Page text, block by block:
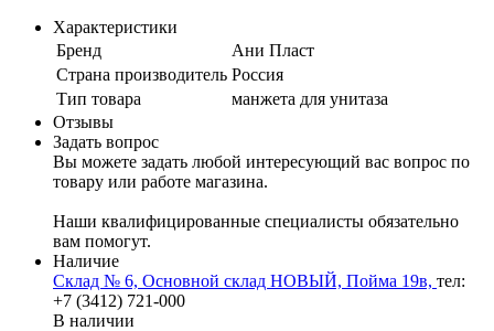
Характеристики
Бренд
Ани Пласт
Страна производитель Россия
Тип товара
манжета для унитаза
Отзывы
Задать вопрос
Вы можете задать любой интересующий вас вопрос по
товару или работе магазина.
Наши квалифицированные специалисты обязательно
вам помогут.
Наличие
Склад № 6, Основной склад НОВЫЙ, Пойма 19в, тел:
+7 (3412) 721-000
В наличии